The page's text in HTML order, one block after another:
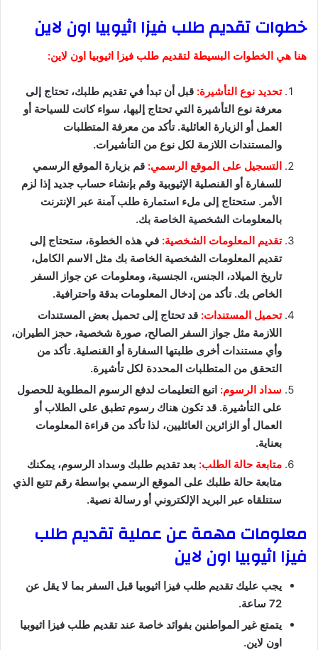
خطوات تقديم طلب فيزا اثيوبيا اون لاين
هنا هي الخطوات البسيطة لتقديم طلب فيزا اثيوبيا اون لاين:
تحديد نوع التأشيرة: قبل أن تبدأ في تقديم طلبك، تحتاج إلى
معرفة نوع التأشيرة التي تحتاج إليها، سواء كانت للسياحة أو
العمل أو الزيارة العائلية. تأكد من معرفة المتطلبات
والمستندات اللازمة لكل نوع من التأشيرات.
التسجيل على الموقع الرسمي: قم بزيارة الموقع الرسمي
للسفارة أو القنصلية الإثيوبية وقم بإنشاء حساب جديد إذا لزم
الأمر. ستحتاج إلى ملء استمارة طلب آمنة عبر الإنترنت
بالمعلومات الشخصية الخاصة بك.
تقديم المعلومات الشخصية: في هذه الخطوة، ستحتاج إلى
تقديم المعلومات الشخصية الخاصة بك مثل الاسم الكامل،
تاريخ الميلاد، الجنس، الجنسية، ومعلومات عن جواز السفر
الخاص بك. تأكد من إدخال المعلومات بدقة واحترافية.
تحميل المستندات: قد تحتاج إلى تحميل بعض المستندات
اللازمة مثل جواز السفر الصالح، صورة شخصية، حجز الطيران،
وأي مستندات أخرى طلبتها السفارة أو القنصلية. تأكد من
التحقق من المتطلبات المحددة لكل تأشيرة.
سداد الرسوم: اتبع التعليمات لدفع الرسوم المطلوبة للحصول
على التأشيرة. قد تكون هناك رسوم تطبق على الطلاب أو
العمال أو الزائرين العائليين، لذا تأكد من قراءة المعلومات
بعناية.
متابعة حالة الطلب: بعد تقديم طلبك وسداد الرسوم، يمكنك
متابعة حالة طلبك على الموقع الرسمي بواسطة رقم تتبع الذي
ستتلقاه عبر البريد الإلكتروني أو رسالة نصية.
معلومات مهمة عن عملية تقديم طلب
فيزا اثيوبيا اون لاين
يجب عليك تقديم طلب فيزا اثيوبيا قبل السفر بما لا يقل عن
72 ساعة.
يتمتع غير المواطنين بفوائد خاصة عند تقديم طلب فيزا اثيوبيا
اون لاين.